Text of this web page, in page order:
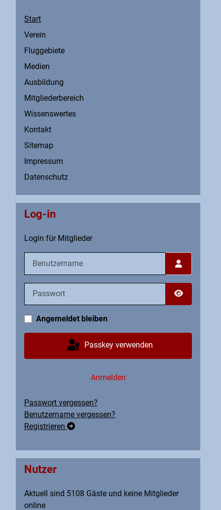
Start
Verein
Fluggebiete
Medien
Ausbildung
Mitgliederbereich
Wissenswertes
Kontakt
Sitemap
Impressum
Datenschutz
Log-in
Login für Mitglieder
Passwort
Angemeldet bleiben
Passkey verwenden
Anmelden
Passwort vergessen?
Benutzername vergessen?
Registrieren
Nutzer
Aktuell sind 5108 Gäste und keine Mitglieder
online